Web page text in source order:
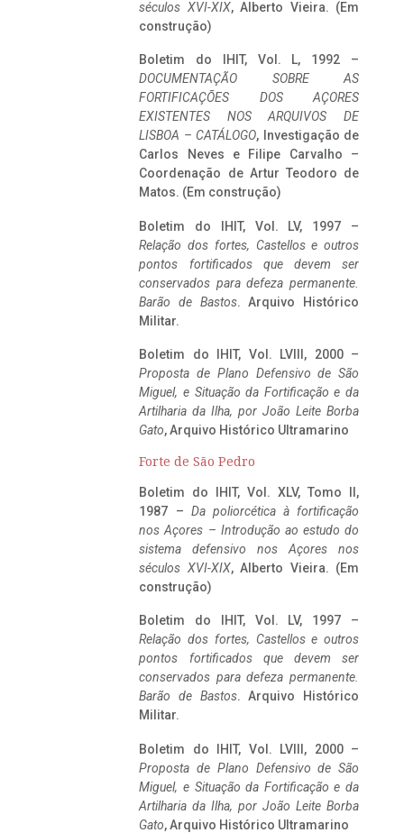
séculos XVI-XIX, Alberto Vieira. (Em
construção)
Boletim do IHIT, Vol. L, 1992 –
DOCUMENTAÇÃO SOBRE AS
FORTIFICAÇÕES DOS AÇORES
EXISTENTES NOS ARQUIVOS DE
LISBOA – CATÁLOGO, Investigação de
Carlos Neves e Filipe Carvalho –
Coordenação de Artur Teodoro de
Matos. (Em construção)
Boletim do IHIT, Vol. LV, 1997 –
Relação dos fortes, Castellos e outros
pontos fortificados que devem ser
conservados para defeza permanente.
Barão de Bastos. Arquivo Histórico
Militar.
Boletim do IHIT, Vol. LVIII, 2000 –
Proposta de Plano Defensivo de São
Miguel, e Situação da Fortificação e da
Artilharia da Ilha, por João Leite Borba
Gato, Arquivo Histórico Ultramarino
Forte de São Pedro
Boletim do IHIT, Vol. XLV, Tomo II,
1987 – Da poliorcética à fortificação
nos Açores – Introdução ao estudo do
sistema defensivo nos Açores nos
séculos XVI-XIX, Alberto Vieira. (Em
construção)
Boletim do IHIT, Vol. LV, 1997 –
Relação dos fortes, Castellos e outros
pontos fortificados que devem ser
conservados para defeza permanente.
Barão de Bastos. Arquivo Histórico
Militar.
Boletim do IHIT, Vol. LVIII, 2000 –
Proposta de Plano Defensivo de São
Miguel, e Situação da Fortificação e da
Artilharia da Ilha, por João Leite Borba
Gato, Arquivo Histórico Ultramarino